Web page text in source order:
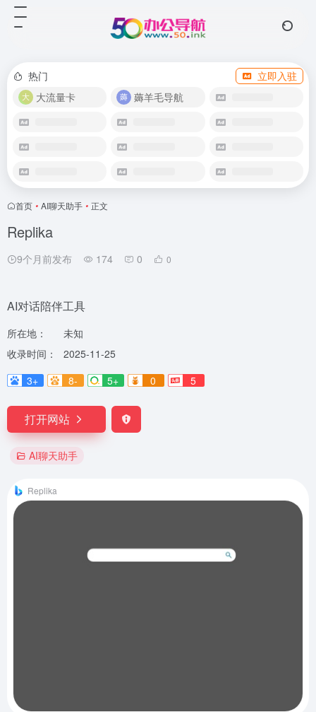
热门
立即入驻
大流量卡
薅羊毛导航
首页 • AI聊天助手 • 正文
Replika
9个月前发布 174 0 0
AI对话陪伴工具
所在地：
未知
收录时间：
2025-11-25
3+
8- 5+ 0 5
打开网站
AI聊天助手
Replika